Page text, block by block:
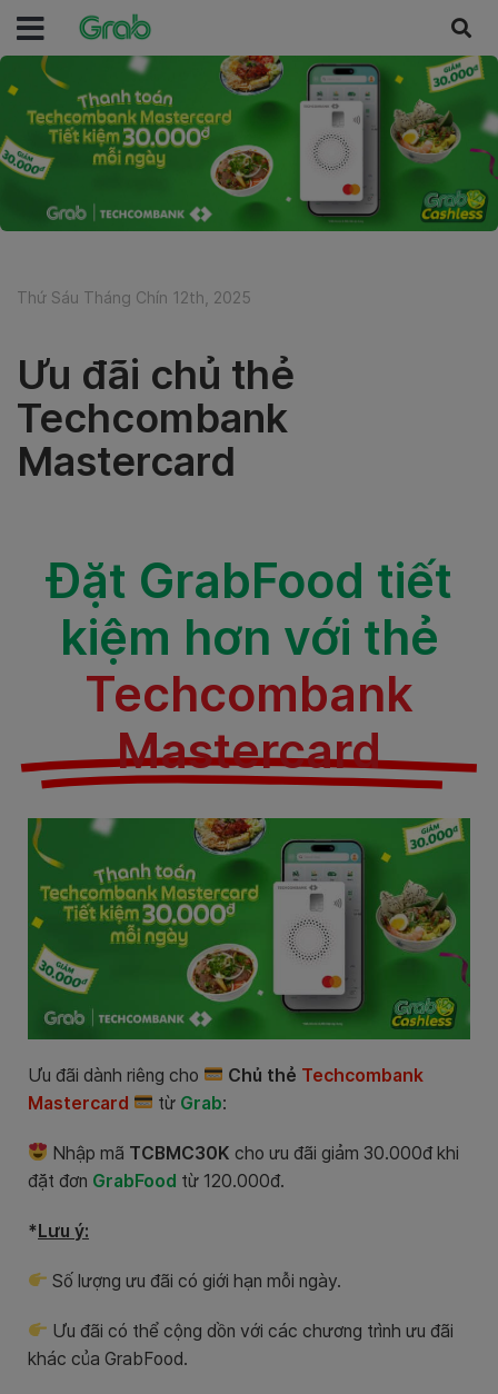
Thứ Sáu Tháng Chín 12th, 2025
Ưu đãi chủ thẻ
Techcombank
Mastercard
Đặt GrabFood tiết
kiệm hơn với thẻ
Techcombank
Mastercard
Ưu đãi dành riêng cho Chủ thẻ Techcombank
Mastercard
từ Grab:
Nhập mã TCBMC30K cho ưu đãi giảm 30.000đ khi
đặt đơn GrabFood từ 120.000đ.
*Lưu ý:
Số lượng ưu đãi có giới hạn mỗi ngày.
Ưu đãi có thể cộng dồn với các chương trình ưu đãi
khác của GrabFood.